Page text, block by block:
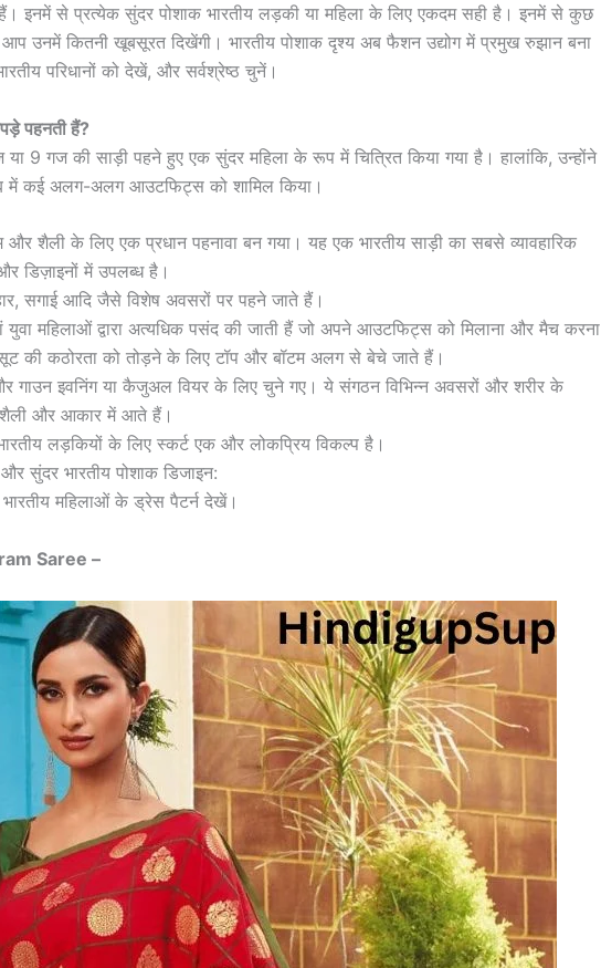
इनमें से प्रत्येक सुंदर पोशाक भारतीय लड़की या महिला के लिए एकदम सही है। इनमें से कुछ
उनमें कितनी खूबसूरत दिखेंगी। भारतीय पोशाक दृश्य अब फैशन उद्योग में प्रमुख रुझान बना
परिधानों को देखें, और सर्वश्रेष्ठ चुनें।
पहनती हैं?
या 9 गज की साड़ी पहने हुए एक सुंदर महिला के रूप में चित्रित किया गया है। हालांकि, उन्होंने
में कई अलग-अलग आउटफिट्स को शामिल किया।
शैली के लिए एक प्रधान पहनावा बन गया। यह एक भारतीय साड़ी का सबसे व्यावहारिक
डिज़ाइनों में उपलब्ध है।
सगाई आदि जैसे विशेष अवसरों पर पहने जाते हैं।
युवा महिलाओं द्वारा अत्यधिक पसंद की जाती हैं जो अपने आउटफिट्स को मिलाना और मैच करना
की कठोरता को तोड़ने के लिए टॉप और बॉटम अलग से बेचे जाते हैं।
गाउन इवनिंग या कैजुअल वियर के लिए चुने गए। ये संगठन विभिन्न अवसरों और शरीर के
शैली और आकार में आते हैं।
लड़कियों के लिए स्कर्ट एक और लोकप्रिय विकल्प है।
सुंदर भारतीय पोशाक डिजाइन:
महिलाओं के ड्रेस पैटर्न देखें।
Saree –